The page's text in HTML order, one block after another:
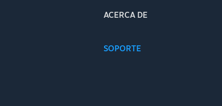
ACERCA DE
SOPORTE